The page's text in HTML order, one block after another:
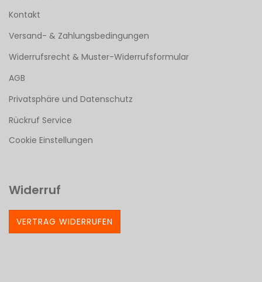
Kontakt
Versand- & Zahlungsbedingungen
Widerrufsrecht & Muster-Widerrufsformular
AGB
Privatsphäre und Datenschutz
Rückruf Service
Cookie Einstellungen
Widerruf
VERTRAG WIDERRUFEN